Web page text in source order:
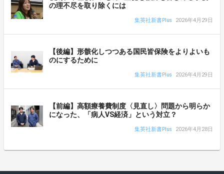
の理不尽を取り除くには
集英社新書Plus 2026年4月29日
【後編】形骸化しつつある国民皆保険をよりよいも
のにするために
集英社新書Plus 2026年4月29日
【前編】高額療養費制度〈見直し〉問題から明らか
になった、「病人VS経済」という対立？
集英社新書Plus 2026年4月28日